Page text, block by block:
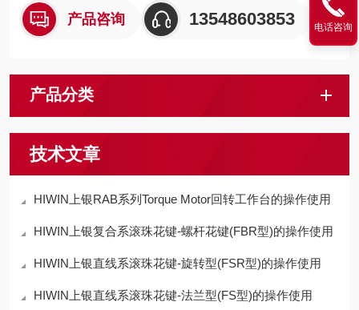
产品咨询 13548603853
产品分类
技术文章
HIWIN上银RAB系列Torque Motor回转工作台的操作使用
HIWIN上银复合系滚珠花键-螺杆花键(FBR型)的操作使用
HIWIN上银直线系滚珠花键-旋转型(FSR型)的操作使用
HIWIN上银直线系滚珠花键-法兰型(FS型)的操作使用
电话咨询